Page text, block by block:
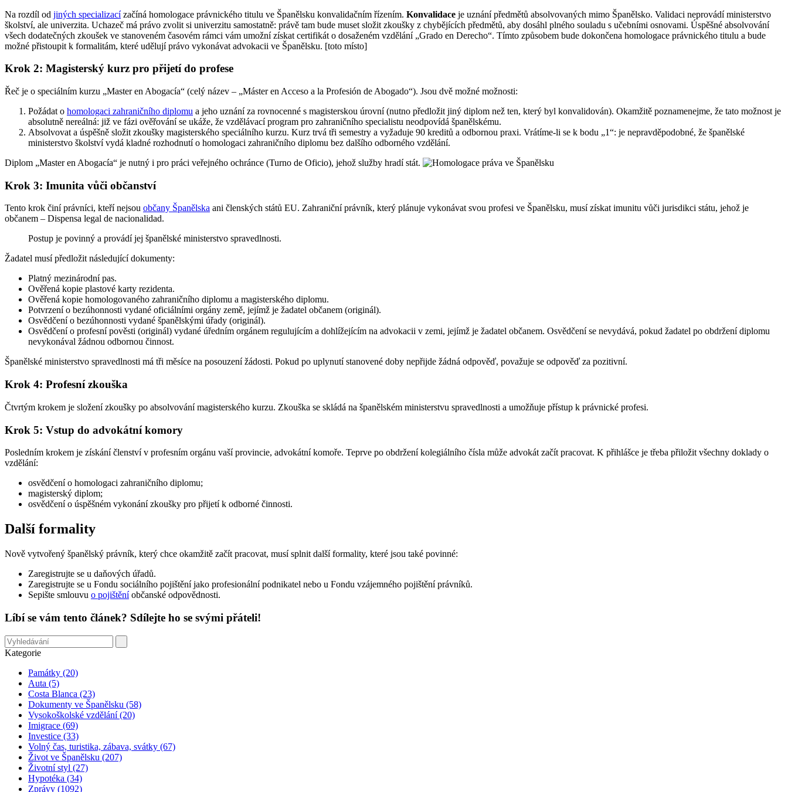
Na rozdíl od jiných specializacízačíná homologace právnického titulu ve Španělsku konvalidačním řízením. Konvalidace je uznání předmětů absolvovaných mimo Španělsko. Validaci neprovádí ministerstvo
školství, ale univerzita. Uchazeč má právo zvolit si univerzitu samostatně: právě tam bude muset složit zkoušky z chybějících předmětů, aby dosáhl plného souladu s učebními osnovami. Úspěšné absolvování
všech dodatečných zkoušek ve stanoveném časovém rámci vám umožní získat certifikát o dosaženém vzdělání „Grado en Derecho“. Tímto způsobem bude dokončena homologace právnického titulu a bude
možné přistoupit k formalitám, které udělují právo vykonávat advokacii ve Španělsku. [toto místo]
Krok 2: Magisterský kurz pro přijetí do profese
Řeč je o speciálním kurzu „Master en Abogacía“ (celý název – „Máster en Acceso a la Profesión de Abogado“). Jsou dvě možné možnosti:
Požádat o homologaci zahraničního diplomu a jeho uznání za rovnocenné s magisterskou úrovní (nutno předložit jiný diplom než ten, který byl konvalidován). Okamžitě poznamenejme, že tato možnost je
absolutně nereálná: již ve fázi ověřování se ukáže, že vzdělávací program pro zahraničního specialistu neodpovídá španělskému.
Absolvovat a úspěšně složit zkoušky magisterského speciálního kurzu. Kurz trvá tři semestry a vyžaduje 90 kreditů a odbornou praxi. Vrátíme-li se k bodu „1“: je nepravděpodobné, že španělské
ministerstvo školství vydá kladné rozhodnutí o homologaci zahraničního diplomu bez dalšího odborného vzdělání.
Diplom „Master en Abogacía“ je nutný i pro práci veřejného ochránce (Turno de Oficio), jehož služby hradí stát.
Krok 3: Imunita vůči občanství
Tento krok činí právníci, kteří nejsou občany Španělska ani členských států EU. Zahraniční právník, který plánuje vykonávat svou profesi ve Španělsku, musí získat imunitu vůči jurisdikci státu, jehož je
občanem – Dispensa legal de nacionalidad.
Postup je povinný a provádí jej španělské ministerstvo spravedlnosti.
Žadatel musí předložit následující dokumenty:
Platný mezinárodní pas.
Ověřená kopie plastové karty rezidenta.
Ověřená kopie homologovaného zahraničního diplomu a magisterského diplomu.
Potvrzení o bezúhonnosti vydané oficiálními orgány země, jejímž je žadatel občanem (originál).
Osvědčení o bezúhonnosti vydané španělskými úřady (originál).
Osvědčení o profesní pověsti (originál) vydané úředním orgánem regulujícím a dohlížejícím na advokacii v zemi, jejímž je žadatel občanem. Osvědčení se nevydává, pokud žadatel po obdržení diplomu
nevykonával žádnou odbornou činnost.
Španělské ministerstvo spravedlnosti má tři měsíce na posouzení žádosti. Pokud po uplynutí stanovené doby nepřijde žádná odpověď, považuje se odpověď za pozitivní.
Krok 4: Profesní zkouška
Čtvrtým krokem je složení zkoušky po absolvování magisterského kurzu. Zkouška se skládá na španělském ministerstvu spravedlnosti a umožňuje přístup k právnické profesi.
Krok 5: Vstup do advokátní komory
Posledním krokem je získání členství v profesním orgánu vaší provincie, advokátní komoře. Teprve po obdržení kolegiálního čísla může advokát začít pracovat. K přihlášce je třeba přiložit všechny doklady o
vzdělání:
osvědčení o homologaci zahraničního diplomu;
magisterský diplom;
osvědčení o úspěšném vykonání zkoušky pro přijetí k odborné činnosti.
Další formality
Nově vytvořený španělský právník, který chce okamžitě začít pracovat, musí splnit další formality, které jsou také povinné:
Zaregistrujte se u daňových úřadů.
Zaregistrujte se u Fondu sociálního pojištění jako profesionální podnikatel nebo u Fondu vzájemného pojištění právníků.
Sepište smlouvu o pojištěníobčanské odpovědnosti.
Líbí se vám tento článek? Sdílejte ho se svými přáteli!
Kategorie
Památky (20)
Auta (5)
Costa Blanca (23)
Dokumenty ve Španělsku (58)
Vysokoškolské vzdělání (20)
Imigrace (69)
Investice (33)
Volný čas, turistika, zábava, svátky (67)
Život ve Španělsku (207)
Životní styl (27)
Hypotéka (34)
Zprávy (1092)